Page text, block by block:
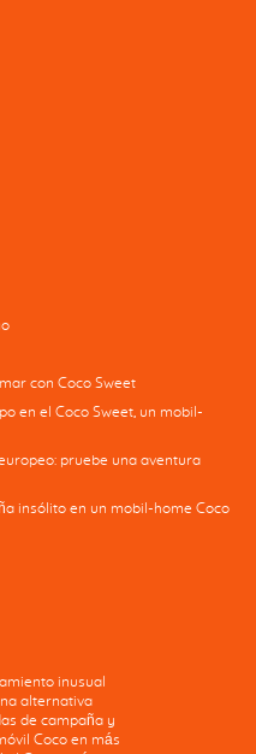
con Coco Sweet
en el Coco Sweet, un mobil-
pruebe una aventura
insólito en un mobil-home Coco
inusual
alternativa
de campaña y
Coco en más